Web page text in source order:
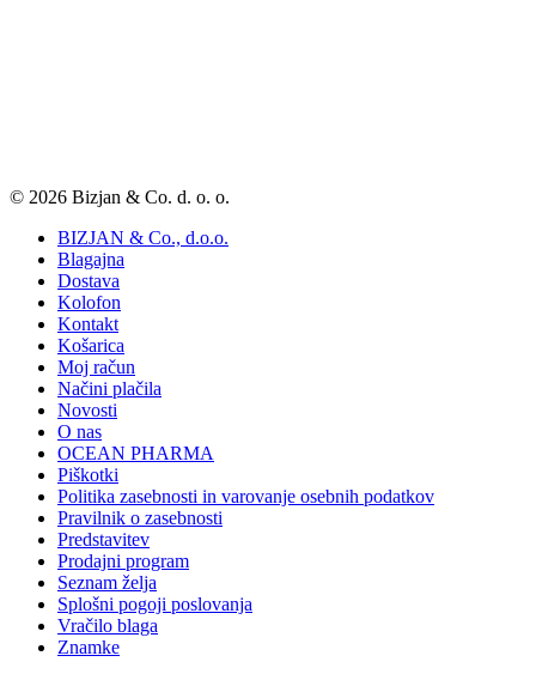
© 2026 Bizjan & Co. d. o. o.
BIZJAN & Co., d.o.o.
Blagajna
Dostava
Kolofon
Kontakt
Košarica
Moj račun
Načini plačila
Novosti
O nas
OCEAN PHARMA
Piškotki
Politika zasebnosti in varovanje osebnih podatkov
Pravilnik o zasebnosti
Predstavitev
Prodajni program
Seznam želja
Splošni pogoji poslovanja
Vračilo blaga
Znamke